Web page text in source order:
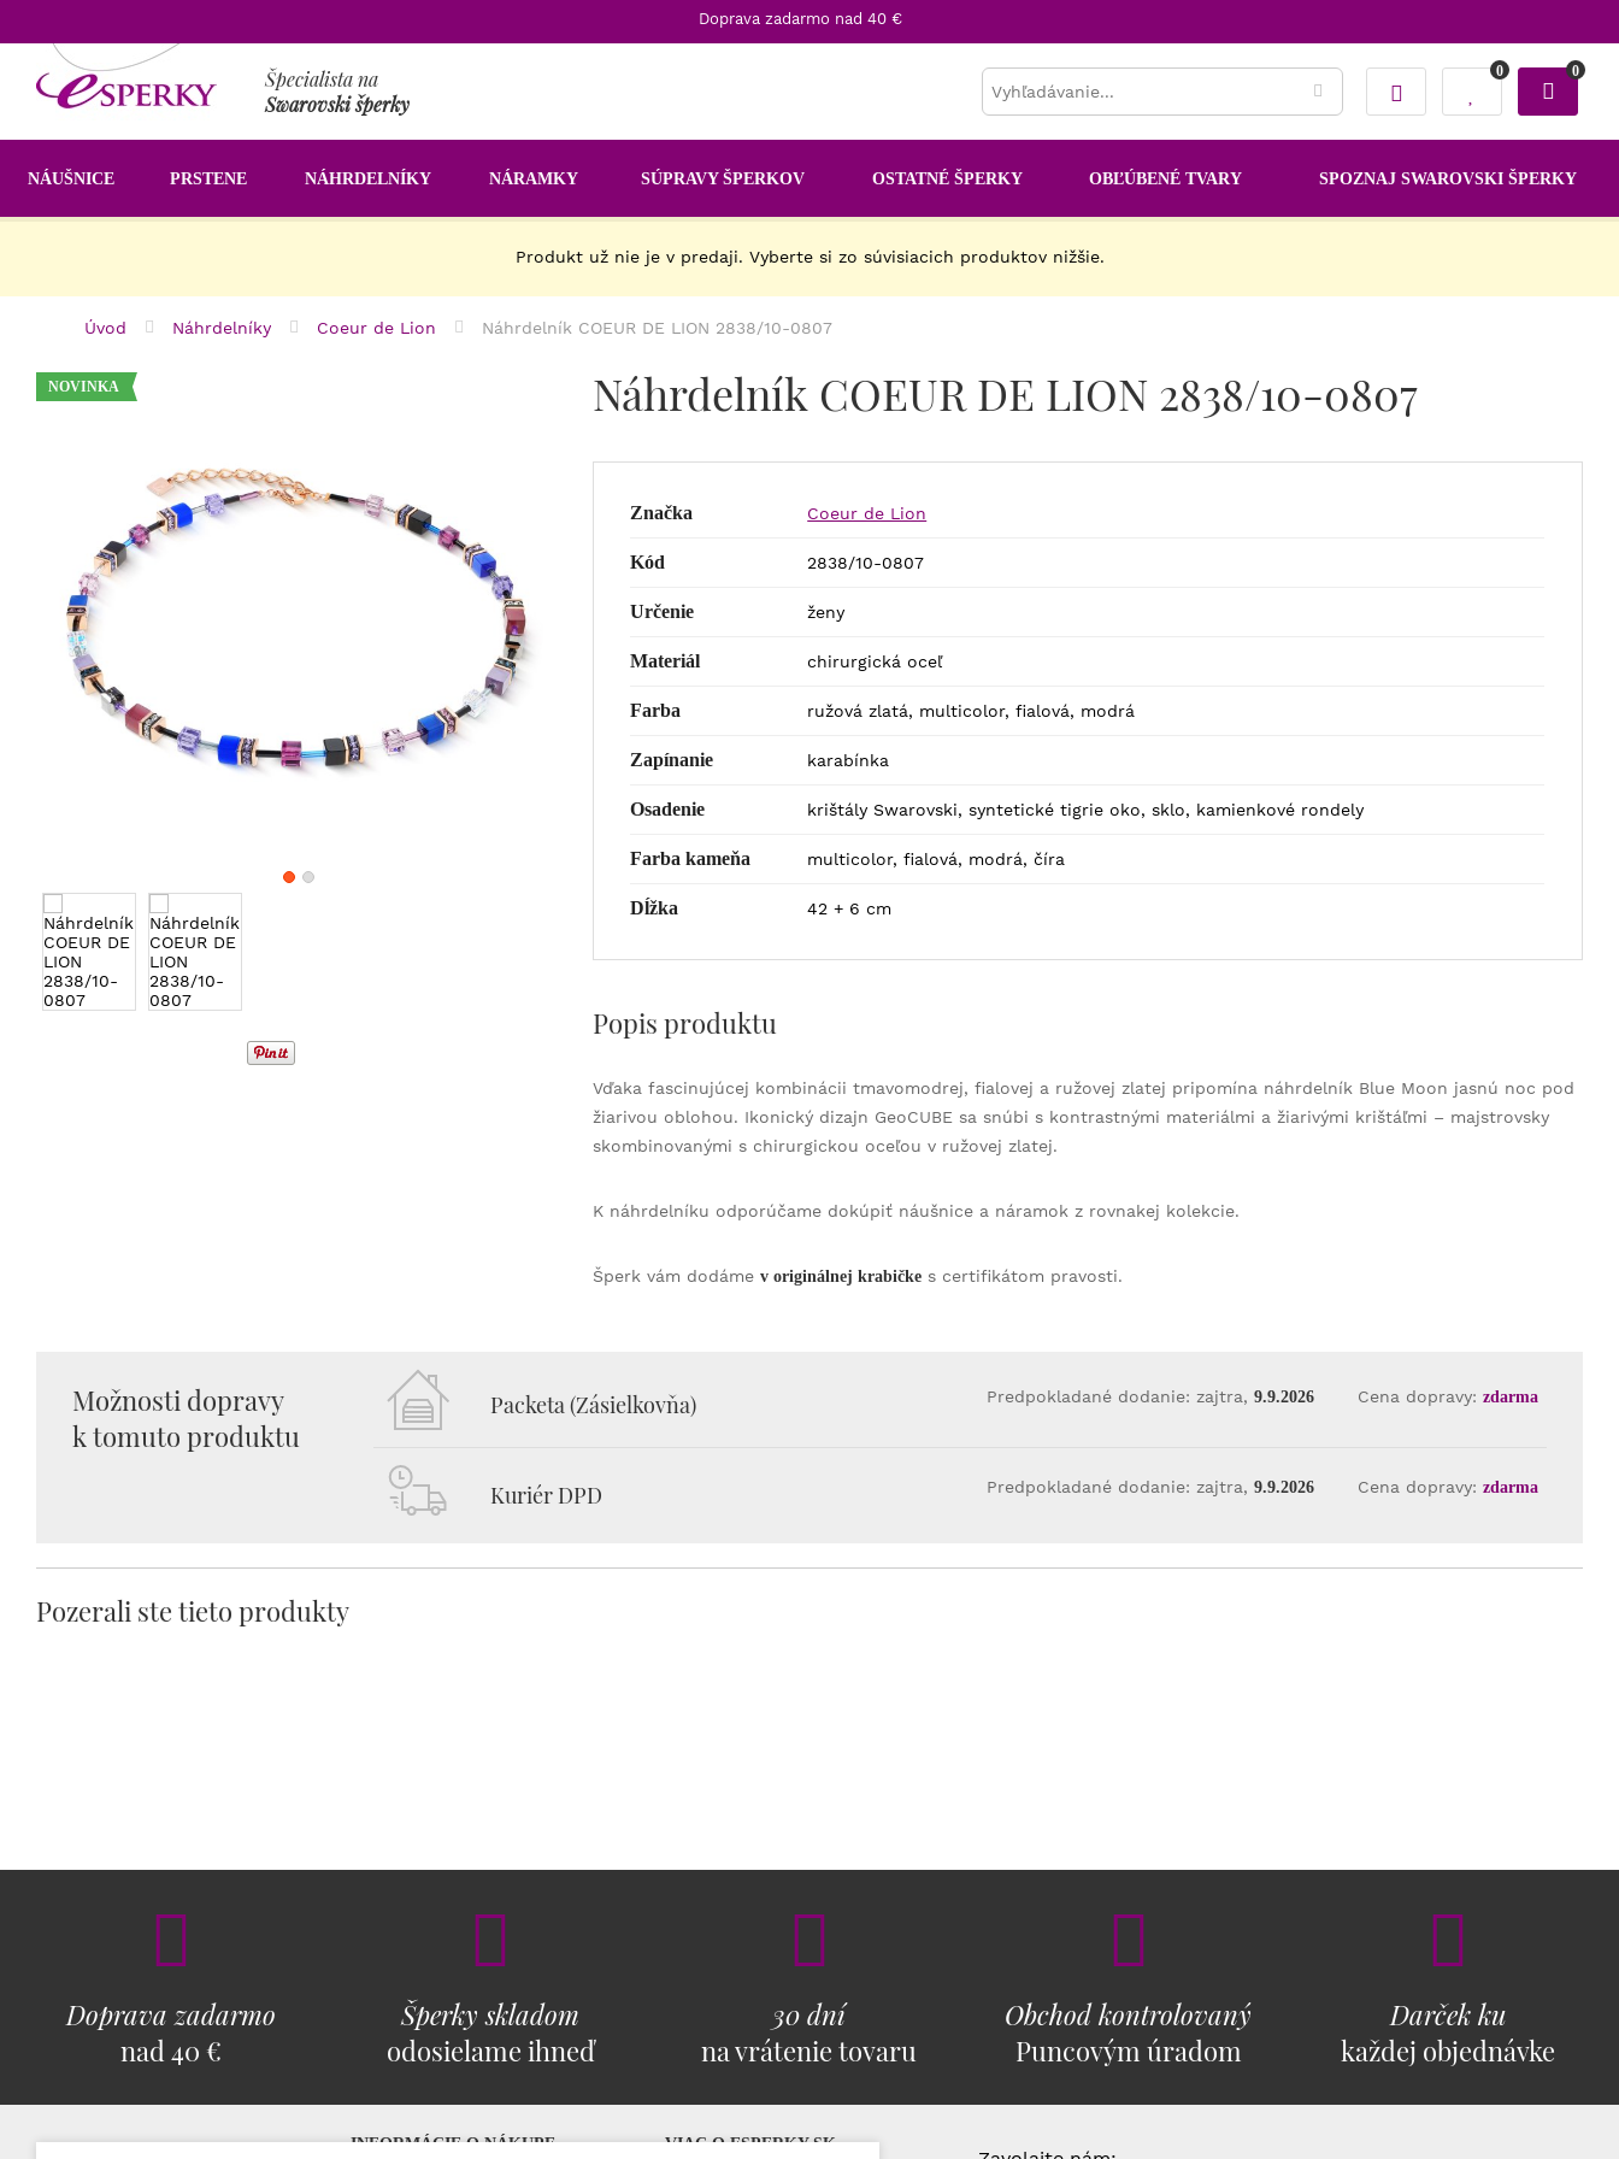
Doprava zadarmo nad 40 €
Špecialista na
Swarovski šperky
0 0
NÁUŠNICE PRSTENE NÁHRDELNÍKY NÁRAMKY SÚPRAVY ŠPERKOV OSTATNÉ ŠPERKY OBĽÚBENÉ TVARY SPOZNAJ SWAROVSKI ŠPERKY
Produkt už nie je v predaji. Vyberte si zo súvisiacich produktov nižšie.
Úvod Náhrdelníky Coeur de Lion Náhrdelník COEUR DE LION 2838/10-0807
NOVINKA Náhrdelník COEUR DE LION 2838/10-0807
Značka Coeur de Lion
Kód 2838/10-0807
Určenie ženy
Materiál chirurgická oceľ
Farba ružová zlatá, multicolor, fialová, modrá
Zapínanie karabínka
Osadenie krištály Swarovski, syntetické tigrie oko, sklo, kamienkové rondely
Farba kameňa multicolor, fialová, modrá, číra
Dĺžka 42 + 6 cm
Popis produktu
Vďaka fascinujúcej kombinácii tmavomodrej, fialovej a ružovej zlatej pripomína náhrdelník Blue Moon jasnú noc pod
žiarivou oblohou. Ikonický dizajn GeoCUBE sa snúbi s kontrastnými materiálmi a žiarivými krištáľmi – majstrovsky
skombinovanými s chirurgickou oceľou v ružovej zlatej.
K náhrdelníku odporúčame dokúpiť náušnice a náramok z rovnakej kolekcie.
Šperk vám dodámev originálnej krabičke s certifikátom pravosti.
Možnosti dopravy
k tomuto produktu
Packeta (Zásielkovňa) Predpokladané dodanie: zajtra, 9.9.2026 Cena dopravy: zdarma
Kuriér DPD Predpokladané dodanie: zajtra, 9.9.2026 Cena dopravy: zdarma
Pozerali ste tieto produkty
Doprava zadarmo
nad 40 €
Šperky skladom
odosielame ihneď
30 dní
na vrátenie tovaru
Obchod kontrolovaný
Puncovým úradom
Darček ku
každej objednávke
INFORMÁCIE O NÁKUPE VIAC O ESPERKY.SK